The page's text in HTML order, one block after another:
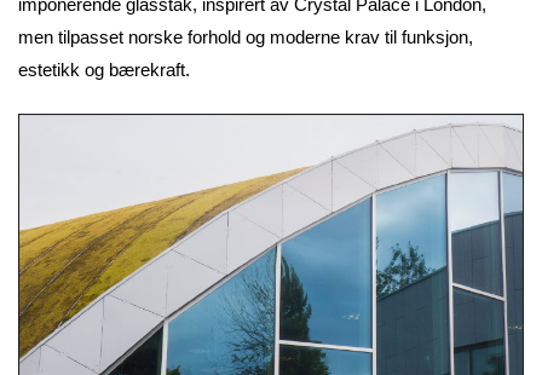
imponerende glasstak, inspirert av Crystal Palace i London,
men tilpasset norske forhold og moderne krav til funksjon,
estetikk og bærekraft.